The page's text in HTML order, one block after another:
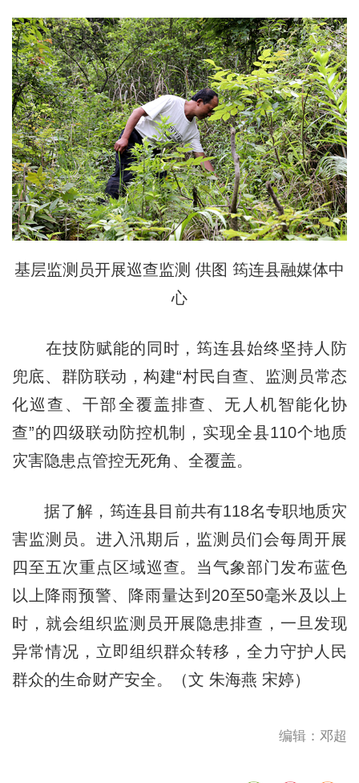
基层监测员开展巡查监测 供图 筠连县融媒体中
心
在技防赋能的同时，筠连县始终坚持人防
兜底、群防联动，构建“村民自查、监测员常态
化巡查、干部全覆盖排查、无人机智能化协
查”的四级联动防控机制，实现全县110个地质
灾害隐患点管控无死角、全覆盖。
据了解，筠连县目前共有118名专职地质灾
害监测员。进入汛期后，监测员们会每周开展
四至五次重点区域巡查。当气象部门发布蓝色
以上降雨预警、降雨量达到20至50毫米及以上
时，就会组织监测员开展隐患排查，一旦发现
异常情况，立即组织群众转移，全力守护人民
群众的生命财产安全。（文 朱海燕 宋婷）
编辑：邓超